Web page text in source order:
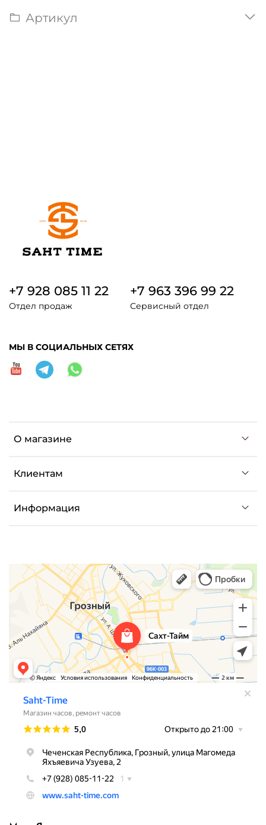
Артикул
О магазине
Клиентам
Информация
+7 928 085 11 22
Отдел продаж
+7 963 396 99 22
Сервисный отдел
МЫ В СОЦИАЛЬНЫХ СЕТЯХ